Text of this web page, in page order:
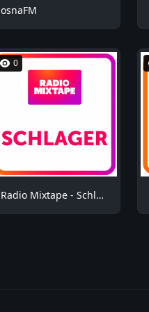
osnaFM
0
Radio Mixtape - Schlager